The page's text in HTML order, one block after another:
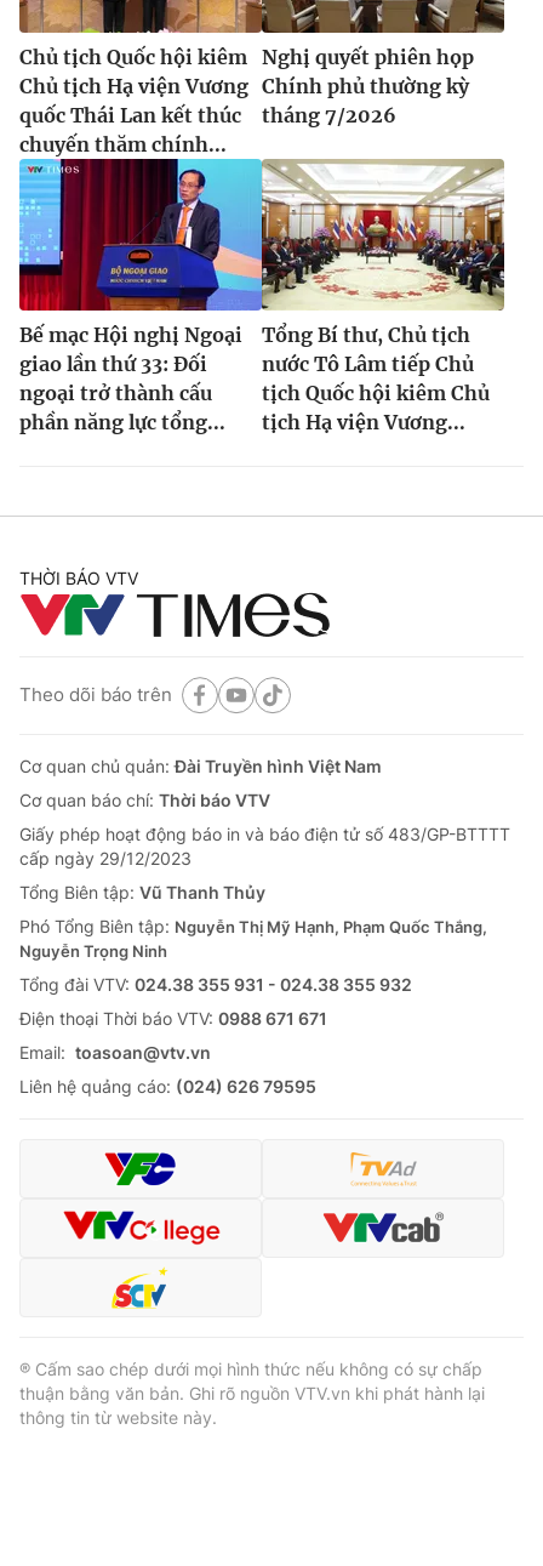
Chủ tịch Quốc hội kiêm
Chủ tịch Hạ viện Vương
quốc Thái Lan kết thúc
chuyến thăm chính...
Nghị quyết phiên họp
Chính phủ thường kỳ
tháng 7/2026
Bế mạc Hội nghị Ngoại
giao lần thứ 33: Đối
ngoại trở thành cấu
phần năng lực tổng...
Tổng Bí thư, Chủ tịch
nước Tô Lâm tiếp Chủ
tịch Quốc hội kiêm Chủ
tịch Hạ viện Vương...
THỜI BÁO VTV
Theo dõi báo trên
Cơ quan chủ quản:Đài Truyền hình Việt Nam
Cơ quan báo chí: Thời báo VTV
Giấy phép hoạt động báo in và báo điện tử số 483/GP-BTTTT
cấp ngày 29/12/2023
Tổng Biên tập: Vũ Thanh Thủy
Phó Tổng Biên tập: Nguyễn Thị Mỹ Hạnh, Phạm Quốc Thắng,
Nguyễn Trọng Ninh
Tổng đài VTV: 024.38 355 931 - 024.38 355 932
Ðiện thoại Thời báo VTV: 0988 671 671
Email: toasoan@vtv.vn
Liên hệ quảng cáo: (024) 626 79595
® Cấm sao chép dưới mọi hình thức nếu không có sự chấp
thuận bằng văn bản. Ghi rõ nguồn VTV.vn khi phát hành lại
thông tin từ website này.